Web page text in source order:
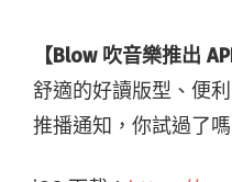
【Blow 吹音樂推出
舒適的好讀版型、便
推播通知，你試過了嗎